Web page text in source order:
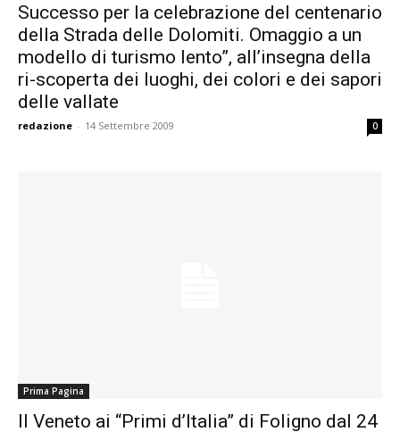
Successo per la celebrazione del centenario
della Strada delle Dolomiti. Omaggio a un
modello di turismo lento”, all’insegna della
ri-scoperta dei luoghi, dei colori e dei sapori
delle vallate
redazione - 14 Settembre 2009 0
Prima Pagina
Il Veneto ai “Primi d’Italia” di Foligno dal 24